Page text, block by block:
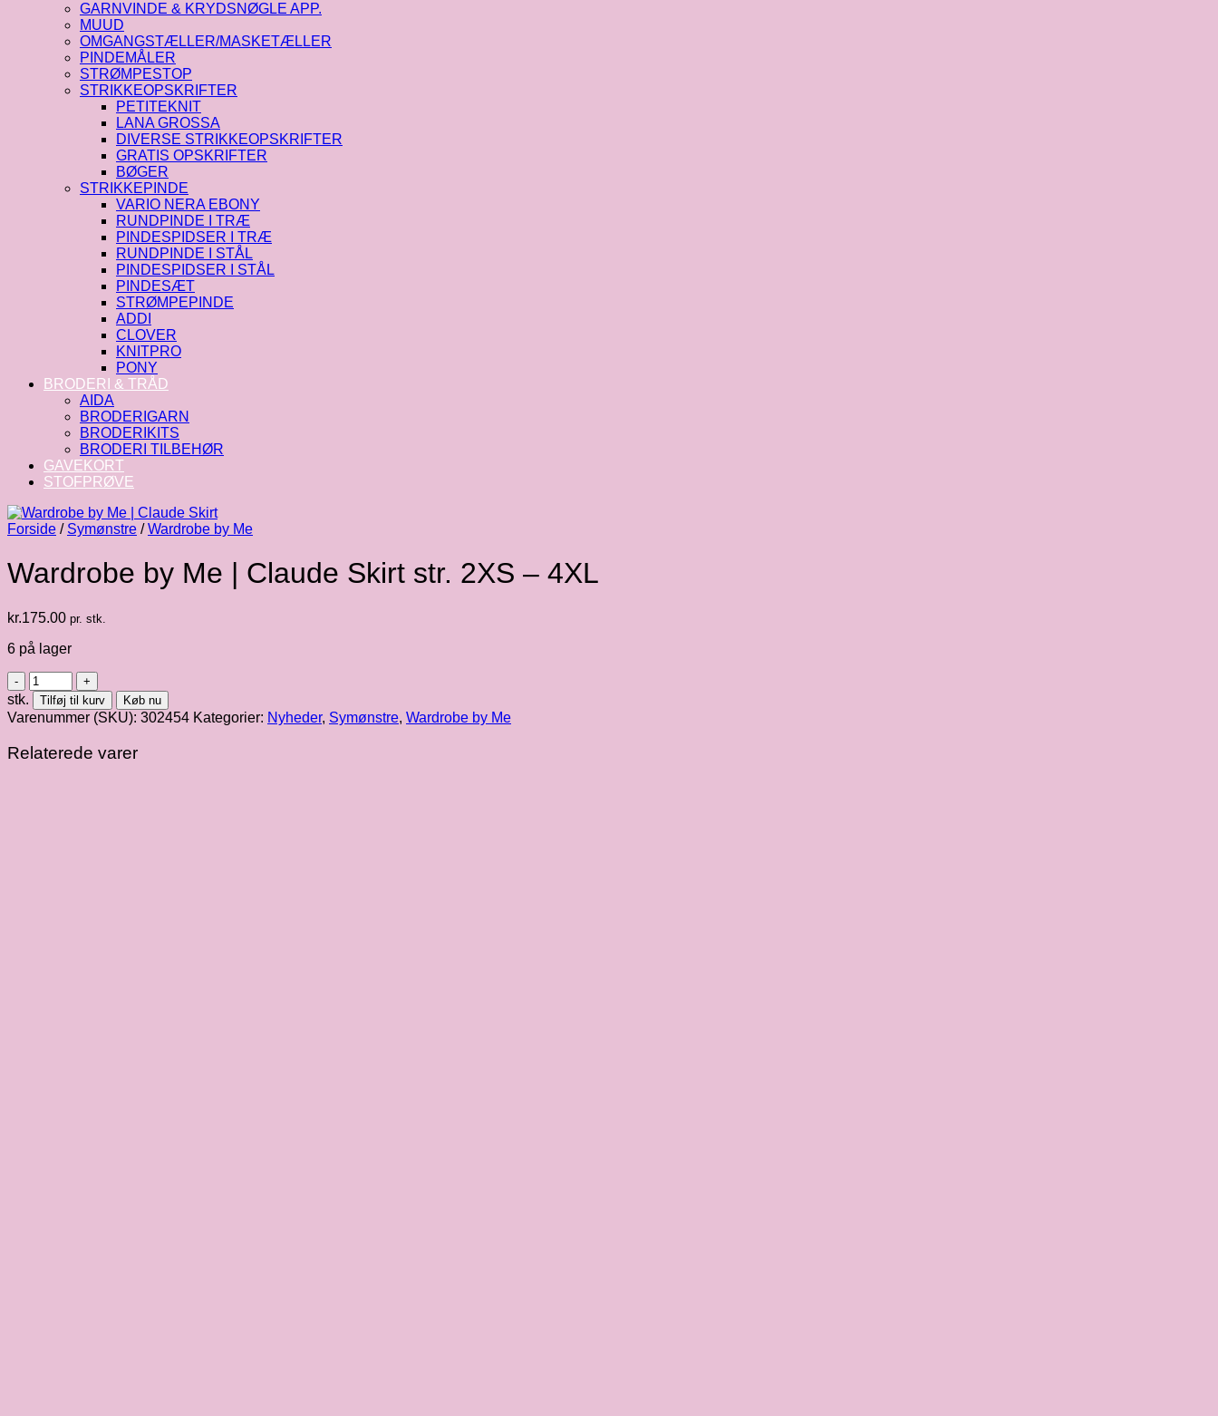
GARNVINDE & KRYDSNØGLE APP.
MUUD
OMGANGSTÆLLER/MASKETÆLLER
PINDEMÅLER
STRØMPESTOP
STRIKKEOPSKRIFTER
PETITEKNIT
LANA GROSSA
DIVERSE STRIKKEOPSKRIFTER
GRATIS OPSKRIFTER
BØGER
STRIKKEPINDE
VARIO NERA EBONY
RUNDPINDE I TRÆ
PINDESPIDSER I TRÆ
RUNDPINDE I STÅL
PINDESPIDSER I STÅL
PINDESÆT
STRØMPEPINDE
ADDI
CLOVER
KNITPRO
PONY
BRODERI & TRÅD
AIDA
BRODERIGARN
BRODERIKITS
BRODERI TILBEHØR
GAVEKORT
STOFPRØVE
Forside / Symønstre / Wardrobe by Me
Wardrobe by Me | Claude Skirt str. 2XS – 4XL
kr.175.00 pr. stk.
6 på lager
Wardrobe
by
Me
|
Claude
Skirt
stk. Tilføj til kurv Køb nu
Varenummer (SKU): 302454 Kategorier: Nyheder, Symønstre, Wardrobe by Me
Relaterede varer